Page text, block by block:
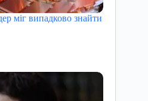
міг випадково знайти